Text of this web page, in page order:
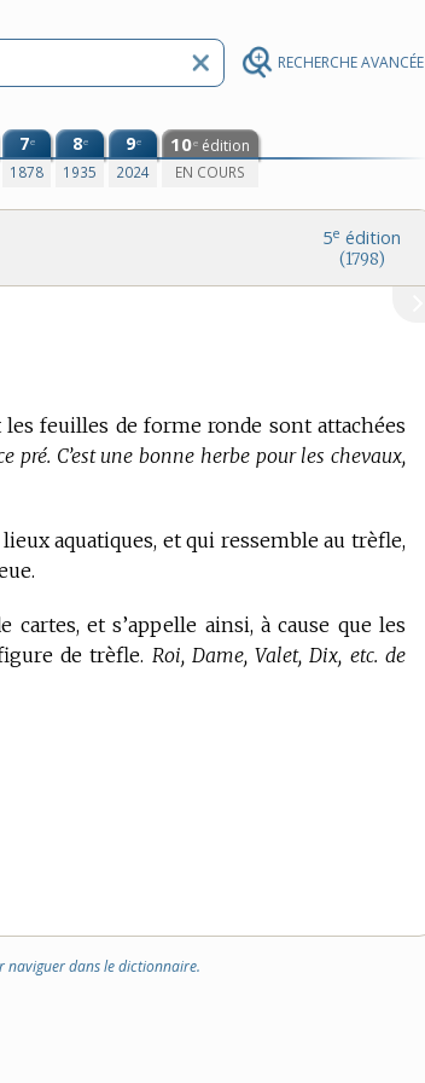
RECHERCHE AVANCÉE
7e
1878
8e
1935
9e
2024
10e édition
EN COURS
5e édition
(1798)
feuilles de forme ronde sont attachées
pré. C’est une bonne herbe pour les chevaux,
aquatiques, et qui ressemble au trèfle,
cartes, et s’appelle ainsi, à cause que les
de trèfle. Roi, Dame, Valet, Dix, etc. de
naviguer dans le dictionnaire.